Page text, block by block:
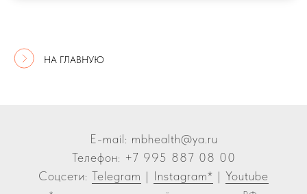
НА ГЛАВНУЮ
E-mail: mbhealth@ya.ru
Телефон: +7 995 887 08 00
Соцсети: Telegram | Instagram* | Youtube